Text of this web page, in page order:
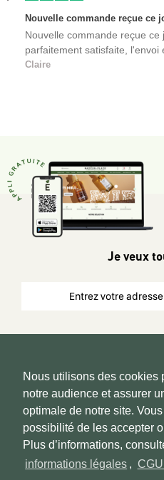
Nous utilisons des cookies
notre audience et assurer
optimale de notre site.
possibilité de les accepter
Plus d’informations,
informations légales ,
Nouvelle commande reçue
parfaitement satisfaite, l'envoi
Claire
Je veux
Copyright 2026 © www.hadeen-place.fr
Based on Kate&You MarketPlace’ solution
ESPACE INFORMATIONS
Mon compte
PAIEMENT